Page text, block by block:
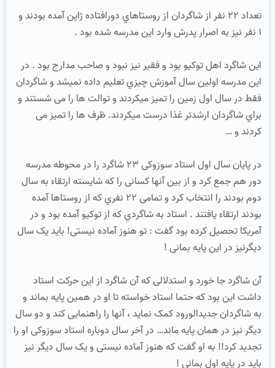
تعداد 22 نفر از شاگردان از روستاهاي دورافتاده ژاپن آمده بودند و
1 نفر نیز به اصرار پدرش وارد این مدرسه شده بود .
این شاگرد اهل توکیو بود و فقیر نیز نبود و صاحب مدارج بود . در
این مدرسه اولین سال آموزش چیزي تعلیم داده نمیشد و شاگردان
فقط در سال اول زمین را تمیز میکردند و توالت ها را می شستند و
براي شاگردان ارشدتر غذا درست میکردند. ظرف ها را تمیز می
کردند و …
در پایان سال اول استاد سوزوکی 23 شاگرد را در محوطه مدرسه
دور هم جمع کرد و از بین آنها کسانی را که شایسته ارتقاء به سال
دوم بودند را انتخاب کرد و تمامی 22 نفري که از روستاها آمده
بودند ارتقاء یافتند . استاد به شاگردي که از توکیو آمده بود و در
آمریکا تحصیل کرده بود گفت : تو هنوز آماده نیستی! باید یک سال
دیگرنیز در این پایه بمانی !
آن شاگرد جا خورد و استدلالی که آن شاگرد از این حرکت استاد
داشت این بود که حتما استاد خواسته تا او در همین پایه بماند و
به شاگردان جدیدالورود کمک نماید ، آنها را راهنمایی کند و دو سال
دیگر نیز در همان پایه ماند… در آخر سال دوباره استاد سوزوکی او را
تجدید کرد!! به او گفت که هنوز آماده نیستی و یک سال دیگر نیز
باید در پایه اول بمانی !